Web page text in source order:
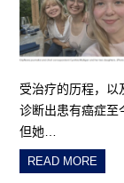
受治疗的历程，以
诊断出患有癌症至
但她…
READ MORE